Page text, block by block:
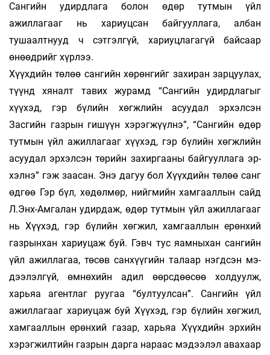
Сангийн удирдлага болон өдөр тутмын үйл
ажиллагааг нь хариуцсан бай­гууллага, албан
тушаалтнууд ч сэтгэлгүй, ха­­­риуц­лагагүй байсаар
өнөөдрийг хүрлээ.
Хүүхдийн төлөө сангийн хөрөнгийг захи­ран зарцуулах,
түүнд хяналт тавих жу­рамд “Сан­гийн удирдлагыг
хүүхэд, гэр бү­лийн хөгж­­лийн асуудал эрхэлсэн
Засгийн газрын гишүүн хэ­рэгжүүлнэ”, “Сангийн өдөр
тутмын үйл ажил­­­­лагааг хүүхэд, гэр бүлийн хөгжлийн
асуудал эрхэлсэн төрийн захиргааны байгууллага эр­
хэлнэ” гэж заасан. Энэ дагуу бол Хүүхдийн тө­лөө санг
өдгөө Гэр бүл, хөдөлмөр, нийг­мийн хам­­гааллын сайд
Л.Энх-Амгалан удирдаж, өдөр тутмын үйл ажиллагааг
нь Хүүхэд, гэр бү­лийн хөгжил, хамгааллын ерөнхий
газрынхан ха­риу­цаж буй. Гэвч тус яамныхан сангийн
үйл ажил­лагаа, төсөв санхүүгийн талаар нэгдсэн мэ­­
дээлэлгүй, өмнөхийн адил өөрсдөөсөө хол­­­дуулж,
харьяа агентлаг руугаа “бултуулсан”. Сан­гийн үйл
ажиллагааг хариуцаж буй Хүүхэд, гэр бүлийн хөгжил,
хамгааллын ерөнхий газар, харьяа Хүүхдийн эрхийн
хэрэгжилтийн газ­рын дарга нараас мэдээлэл авахаар